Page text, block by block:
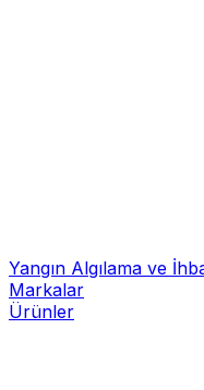
Yangın Algılama ve
Markalar
Ürünler